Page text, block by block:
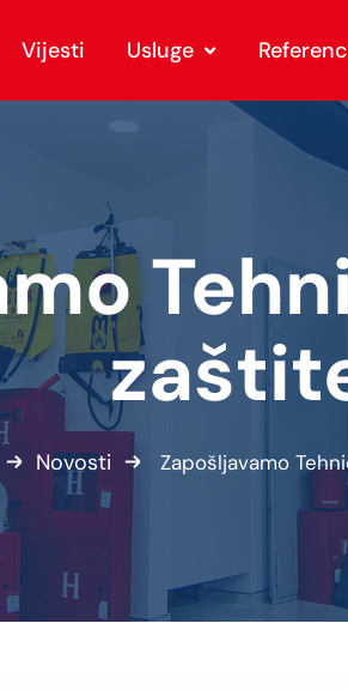
Vijesti Usluge
Novosti Zapošljavamo